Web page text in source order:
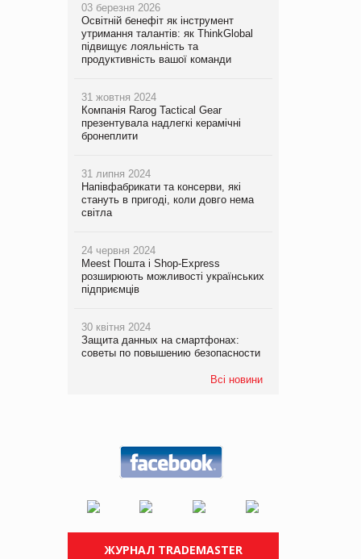
03 березня 2026
Освітній бенефіт як інструмент
утримання талантів: як ThinkGlobal
підвищує лояльність та
продуктивність вашої команди
31 жовтня 2024
Компанія Rarog Tactical Gear
презентувала надлегкі керамічні
бронеплити
31 липня 2024
Напівфабрикати та консерви, які
стануть в пригоді, коли довго нема
світла
24 червня 2024
Meest Пошта і Shop-Express
розширюють можливості українських
підприємців
30 квітня 2024
Защита данных на смартфонах:
советы по повышению безопасности
Всі новини
ЖУРНАЛ TRADEMASTER